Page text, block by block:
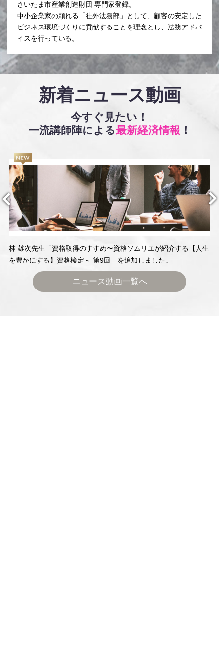
さいたま市産業創造財団 専門家登録。
中小企業家の頼れる「社外法務部」として、顧客の安定した
ビジネス環境づくりに貢献することを理念とし、法務アドバ
イスを行っている。
新着ニュース動画
今すぐ見たい！
一流講師陣による最新経済情報 ！
ニュース動画一覧へ
林 雄次先生「資格取得のすすめ〜資格ソムリエが紹介する【人生
を豊かにする】資格検定～ 第9回」を追加しました。